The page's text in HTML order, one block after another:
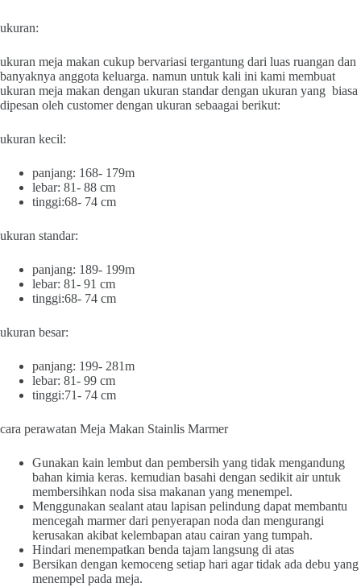
ukuran:
ukuran meja makan cukup bervariasi tergantung dari luas ruangan dan
banyaknya anggota keluarga. namun untuk kali ini kami membuat
ukuran meja makan dengan ukuran standar dengan ukuran yang biasa
dipesan oleh customer dengan ukuran sebaagai berikut:
ukuran kecil:
panjang: 168- 179m
lebar: 81- 88 cm
tinggi:68- 74 cm
ukuran standar:
panjang: 189- 199m
lebar: 81- 91 cm
tinggi:68- 74 cm
ukuran besar:
panjang: 199- 281m
lebar: 81- 99 cm
tinggi:71- 74 cm
cara perawatan Meja Makan Stainlis Marmer
Gunakan kain lembut dan pembersih yang tidak mengandung
bahan kimia keras. kemudian basahi dengan sedikit air untuk
membersihkan noda sisa makanan yang menempel.
Menggunakan sealant atau lapisan pelindung dapat membantu
mencegah marmer dari penyerapan noda dan mengurangi
kerusakan akibat kelembapan atau cairan yang tumpah.
Hindari menempatkan benda tajam langsung di atas
Bersikan dengan kemoceng setiap hari agar tidak ada debu yang
menempel pada meja.